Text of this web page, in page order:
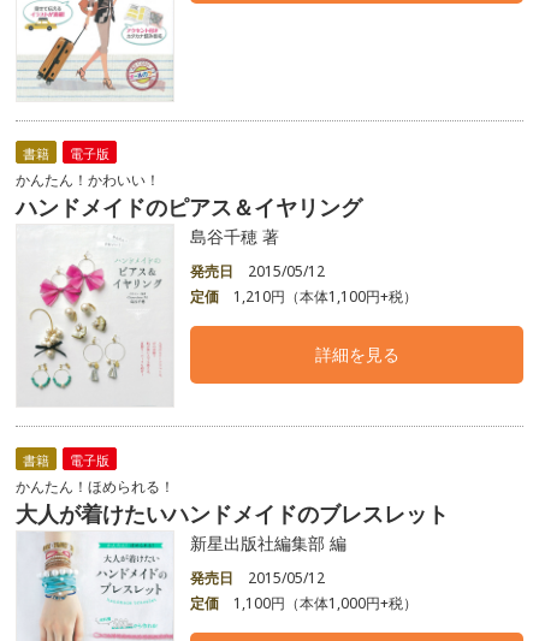
書籍 電子版
かんたん！かわいい！
ハンドメイドのピアス＆イヤリング
島谷千穂 著
発売日
2015/05/12
定価
1,210円（本体1,100円+税）
詳細を見る
書籍 電子版
かんたん！ほめられる！
大人が着けたいハンドメイドのブレスレット
新星出版社編集部 編
発売日
2015/05/12
定価
1,100円（本体1,000円+税）